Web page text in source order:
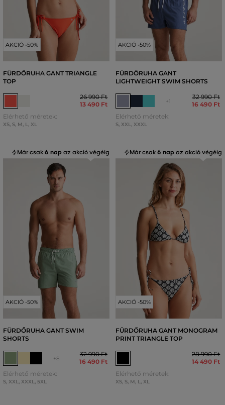
AKCIÓ -50%
FÜRDŐRUHA GANT TRIANGLE
TOP
26 990 Ft
13 490 Ft
Elérhető méretek:
XS, S, M, L, XL
AKCIÓ -50%
FÜRDŐRUHA GANT
LIGHTWEIGHT SWIM SHORTS
+1
32 990 Ft
16 490 Ft
Elérhető méretek:
S, XXL, XXXL
Már csak6 nap az akció végéig
AKCIÓ -50%
FÜRDŐRUHA GANT SWIM
SHORTS
+8
32 990 Ft
16 490 Ft
Elérhető méretek:
S, XXL, XXXL, 5XL
Már csak6 nap az akció végéig
AKCIÓ -50%
FÜRDŐRUHA GANT MONOGRAM
PRINT TRIANGLE TOP
28 990 Ft
14 490 Ft
Elérhető méretek:
XS, S, M, L, XL